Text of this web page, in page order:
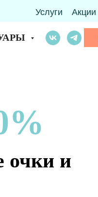
Акции
Услуги
очки и